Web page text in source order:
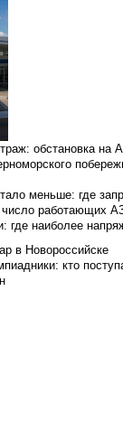
обстановка на
меньше: где
число работающих
где наиболее
в Новороссийске
кто